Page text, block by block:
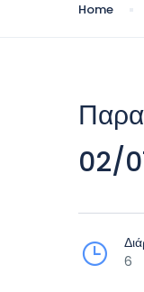
Home
02/
6